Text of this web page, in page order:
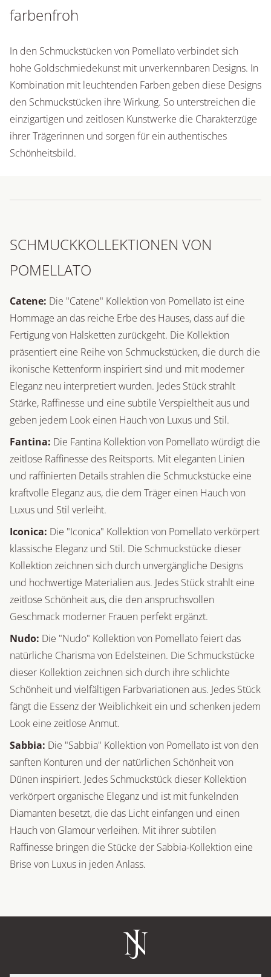
farbenfroh
In den Schmuckstücken von Pomellato verbindet sich
hohe Goldschmiedekunst mit unverkennbaren Designs. In
Kombination mit leuchtenden Farben geben diese Designs
den Schmuckstücken ihre Wirkung. So unterstreichen die
einzigartigen und zeitlosen Kunstwerke die Charakterzüge
ihrer Trägerinnen und sorgen für ein authentisches
Schönheitsbild.
SCHMUCKKOLLEKTIONEN VON
POMELLATO
Catene: Die "Catene" Kollektion von Pomellato ist eine
Hommage an das reiche Erbe des Hauses, dass auf die
Fertigung von Halsketten zurückgeht. Die Kollektion
präsentiert eine Reihe von Schmuckstücken, die durch die
ikonische Kettenform inspiriert sind und mit moderner
Eleganz neu interpretiert wurden. Jedes Stück strahlt
Stärke, Raffinesse und eine subtile Verspieltheit aus und
geben jedem Look einen Hauch von Luxus und Stil.
Fantina: Die Fantina Kollektion von Pomellato würdigt die
zeitlose Raffinesse des Reitsports. Mit eleganten Linien
und raffinierten Details strahlen die Schmuckstücke eine
kraftvolle Eleganz aus, die dem Träger einen Hauch von
Luxus und Stil verleiht.
Iconica: Die "Iconica" Kollektion von Pomellato verkörpert
klassische Eleganz und Stil. Die Schmuckstücke dieser
Kollektion zeichnen sich durch unvergängliche Designs
und hochwertige Materialien aus. Jedes Stück strahlt eine
zeitlose Schönheit aus, die den anspruchsvollen
Geschmack moderner Frauen perfekt ergänzt.
Nudo: Die "Nudo" Kollektion von Pomellato feiert das
natürliche Charisma von Edelsteinen. Die Schmuckstücke
dieser Kollektion zeichnen sich durch ihre schlichte
Schönheit und vielfältigen Farbvariationen aus. Jedes Stück
fängt die Essenz der Weiblichkeit ein und schenken jedem
Look eine zeitlose Anmut.
Sabbia: Die "Sabbia" Kollektion von Pomellato ist von den
sanften Konturen und der natürlichen Schönheit von
Dünen inspiriert. Jedes Schmuckstück dieser Kollektion
verkörpert organische Eleganz und ist mit funkelnden
Diamanten besetzt, die das Licht einfangen und einen
Hauch von Glamour verleihen. Mit ihrer subtilen
Raffinesse bringen die Stücke der Sabbia-Kollektion eine
Brise von Luxus in jeden Anlass.